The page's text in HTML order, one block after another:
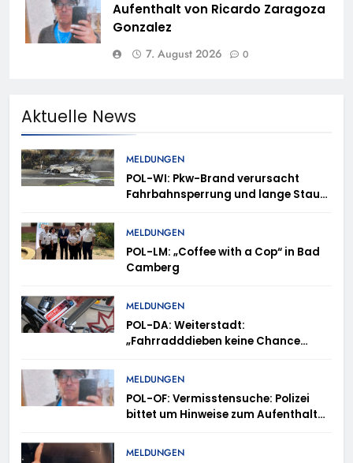
Aufenthalt von Ricardo Zaragoza
Gonzalez
7. August 2026 0
Aktuelle News
MELDUNGEN
POL-WI: Pkw-Brand verursacht
Fahrbahnsperrung und lange Staus
MELDUNGEN
POL-LM: „Coffee with a Cop“ in Bad
Camberg
MELDUNGEN
POL-DA: Weiterstadt:
„Fahrradddieben keine Chance
Anmeldung erforderlich
MELDUNGEN
POL-OF: Vermisstensuche: Polizei
bittet um Hinweise zum Aufenthalt
MELDUNGEN